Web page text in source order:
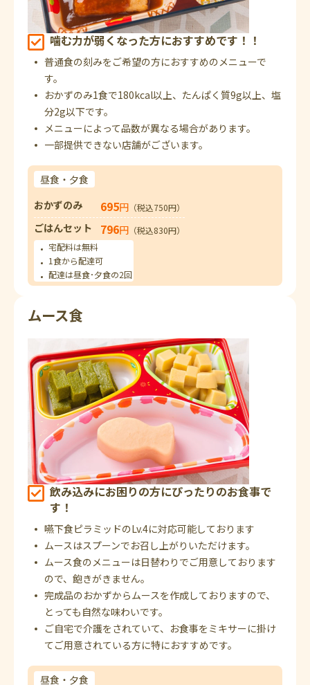
噛む力が弱くなった方におすすめです！！
普通食の刻みをご希望の方におすすめのメニューで
す。
おかずのみ1食で180kcal以上、たんぱく質9g以上、塩
分2g以下です。
メニューによって品数が異なる場合があります。
一部提供できない店舗がございます。
昼食・夕食
おかずのみ
695円 （税込750円）
ごはんセット 796円 （税込830円）
宅配料は無料
1食から配達可
配達は昼食･夕食の2回
ムース食
飲み込みにお困りの方にぴったりのお食事で
す！
嚥下食ピラミッドのLv.4に対応可能しております
ムースはスプーンでお召し上がりいただけます。
ムース食のメニューは日替わりでご用意しております
ので、飽きがきません。
完成品のおかずからムースを作成しておりますので、
とっても自然な味わいです。
ご自宅で介護をされていて、お食事をミキサーに掛け
てご用意されている方に特におすすめです。
昼食・夕食